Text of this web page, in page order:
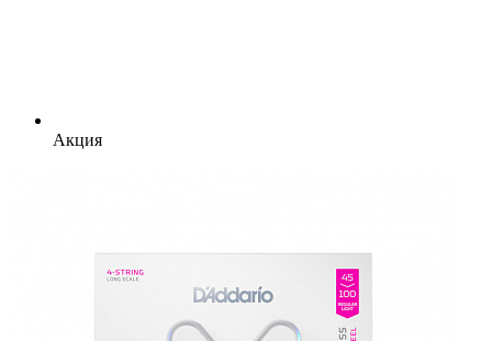
Акция